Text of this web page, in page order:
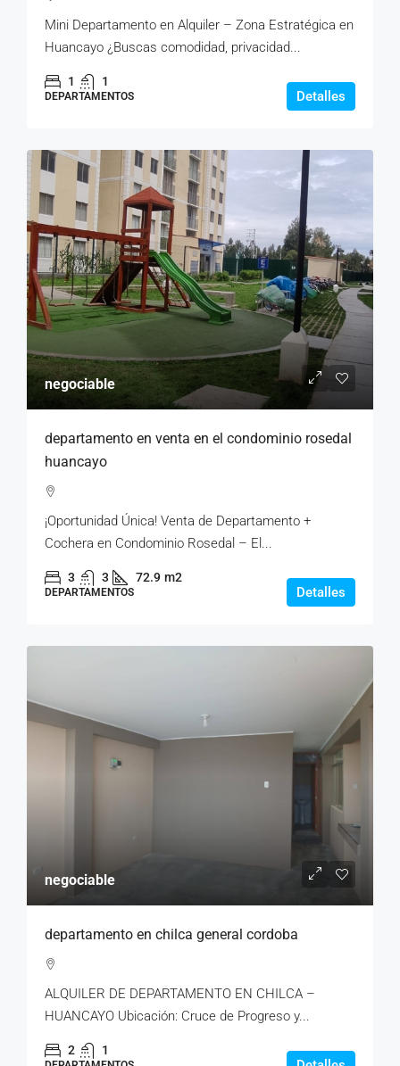
Mini Departamento en Alquiler – Zona Estratégica en
Huancayo ¿Buscas comodidad, privacidad...
1 1
DEPARTAMENTOS Detalles
negociable
departamento en venta en el condominio rosedal
huancayo
¡Oportunidad Única! Venta de Departamento +
Cochera en Condominio Rosedal – El...
3 3 72.9 m2
DEPARTAMENTOS Detalles
negociable
departamento en chilca general cordoba
ALQUILER DE DEPARTAMENTO EN CHILCA –
HUANCAYO Ubicación: Cruce de Progreso y...
2 1